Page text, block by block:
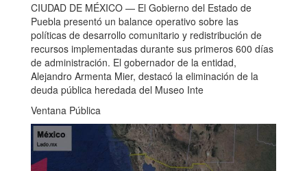
CIUDAD DE MÉXICO — El Gobierno del Estado de
Puebla presentó un balance operativo sobre las
políticas de desarrollo comunitario y redistribución de
recursos implementadas durante sus primeros 600 días
de administración. El gobernador de la entidad,
Alejandro Armenta Mier, destacó la eliminación de la
deuda pública heredada del Museo Inte
Ventana Pública